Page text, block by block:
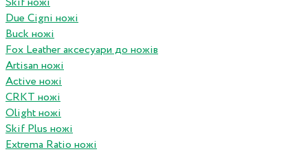
Due Cigni ножі
Buck ножі
Fox Leather аксесуари до ножів
Artisan ножі
Active ножі
CRKT ножі
Olight ножі
Skif Plus ножі
Extrema Ratio ножі